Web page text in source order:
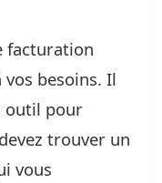
facturation
besoins. Il
outil pour
trouver un
vous